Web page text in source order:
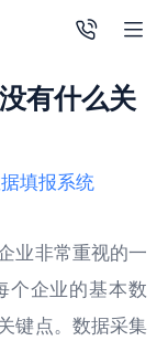
有什么关
填报系统
业非常重视的一
个企业的基本数
键点。数据采集